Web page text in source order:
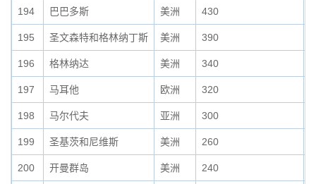
194 巴巴多斯 美洲 430
195 圣文森特和格林纳丁斯 美洲 390
196 格林纳达 美洲 340
197 马耳他 欧洲 320
198 马尔代夫 亚洲 300
199 圣基茨和尼维斯 美洲 260
200 开曼群岛 美洲 240